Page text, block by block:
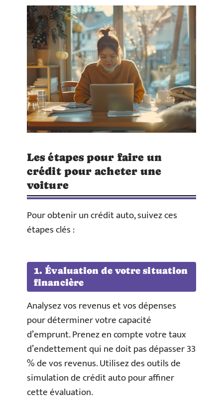
Les étapes pour faire un
crédit pour acheter une
voiture
Pour obtenir un crédit auto, suivez ces
étapes clés :
1. Évaluation de votre situation
financière
Analysez vos revenus et vos dépenses
pour déterminer votre capacité
d’emprunt. Prenez en compte votre taux
d’endettement qui ne doit pas dépasser 33
% de vos revenus. Utilisez des outils de
simulation de crédit auto pour affiner
cette évaluation.